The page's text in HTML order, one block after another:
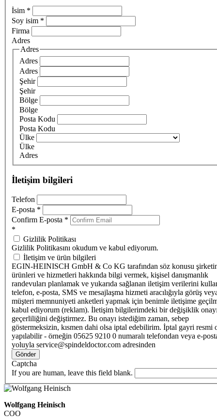
İsim *
Soy isim *
Firma
Adres
Adres
Adres
Adres
Şehir
Şehir
Bölge
Bölge
Posta Kodu
Posta Kodu
Ülke
Ülke
Adres
İletişim bilgileri
Telefon
E-posta *
Confirm E-posta *
*
Gizlilik Politikası
Gizlilik Politikasını okudum ve kabul ediyorum.
İletişim ve ürün bilgileri
EGIN-HEINISCH GmbH & Co KG tarafından söz konusu
ürünleri ve hizmetleri hakkında bilgi vermek, kişisel danışmanlık
randevuları planlamak ve yukarıda sağlanan iletişim verilerini
telefon, e-posta, SMS ve mesajlaşma hizmeti aracılığıyla görüş
müşteri memnuniyeti anketleri yapmak için benimle iletişime
kabul ediyorum (reklam). İletişim bilgilerimdeki bir değişiklik
geçerliliğini değiştirmez. Bu onayı istediğim zaman, sebep
göstermeksizin, kısmen dahi olsa iptal edebilirim. İptal gayri resmi
yapılabilir - örneğin 05625 9210 0 numaralı telefondan veya e-
yoluyla service@spindeldoctor.com adresinden
Gönder
Captcha
If you are human, leave this field blank.
Wolfgang Heinisch
COO